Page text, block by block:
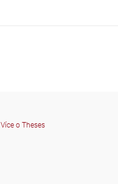
Více o Theses